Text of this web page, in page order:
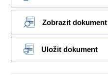
Zobrazit dokument
Uložit dokument